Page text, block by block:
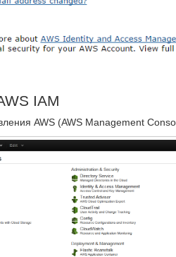
IAM
AWS (AWS Management